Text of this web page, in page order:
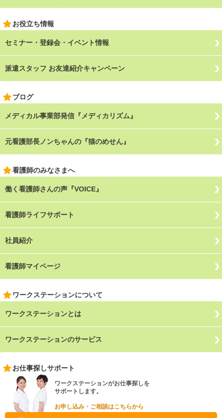
お役立ち情報
セミナー・登録会・イベント情報
派遣スタッフ お友達紹介キャンペーン
ブログ
メディカル事業部発信『メディカリズム』
元看護部長ノンちゃんの『猫のめせん』
看護師のみなさまへ
働く看護師さんの声『VOICE』
看護師ライフサポート
社員紹介
看護師マイページ
ワークステーションについて
ワークステーションとは
ワークステーションのサービス
お仕事探しサポート
ワークステーションがお仕事探しを
サポートします。
お申し込み・ご相談はこちらから